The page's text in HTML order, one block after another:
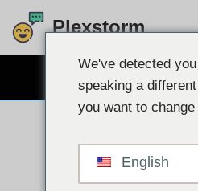
Doorgaan
Plexstorm
We've detected
speaking a
you want to change
English